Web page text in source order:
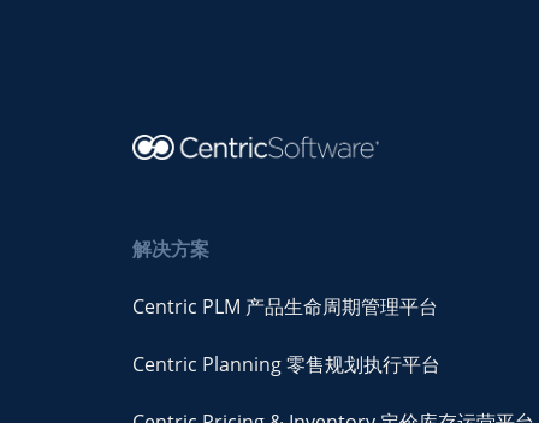
解决方案
Centric PLM 产品生命周期管理平台
Centric Planning 零售规划执行平台